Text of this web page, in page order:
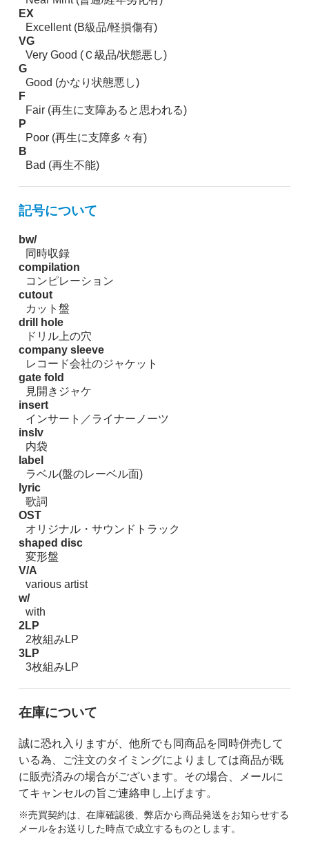
EX
Excellent (B級品/軽損傷有)
VG
Very Good (Ｃ級品/状態悪し)
G
Good (かなり状態悪し)
F
Fair (再生に支障あると思われる)
P
Poor (再生に支障多々有)
B
Bad (再生不能)
記号について
bw/
同時収録
compilation
コンピレーション
cutout
カット盤
drill hole
ドリル上の穴
company sleeve
レコード会社のジャケット
gate fold
見開きジャケ
insert
インサート／ライナーノーツ
inslv
内袋
label
ラベル(盤のレーベル面)
lyric
歌詞
OST
オリジナル・サウンドトラック
shaped disc
変形盤
V/A
various artist
w/
with
2LP
2枚組みLP
3LP
3枚組みLP
在庫について
誠に恐れ入りますが、他所でも同商品を同時併売して
いる為、ご注文のタイミングによりましては商品が既
に販売済みの場合がございます。その場合、メールに
てキャンセルの旨ご連絡申し上げます。
※売買契約は、在庫確認後、弊店から商品発送をお知らせする
メールをお送りした時点で成立するものとします。